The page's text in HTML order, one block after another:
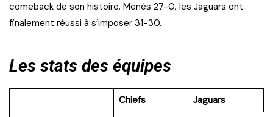
comeback de son histoire. Menés 27-0, les Jaguars ont
finalement réussi à s’imposer 31-30.
Les stats des équipes
Chiefs
Jaguars